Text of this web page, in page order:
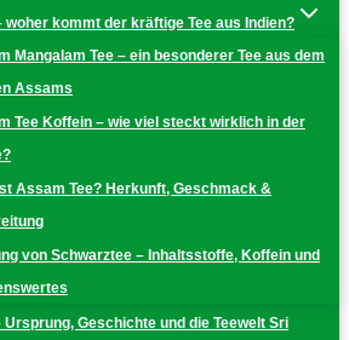
woher kommt der kräftige Tee aus Indien?
Mangalam Tee – ein besonderer Tee aus dem
Assams
Tee Koffein – wie viel steckt wirklich in der
Assam Tee? Herkunft, Geschmack &
von Schwarztee – Inhaltsstoffe, Koffein und
Ursprung, Geschichte und die Teewelt Sri